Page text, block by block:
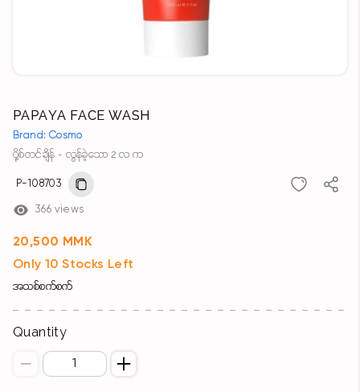
PAPAYA FACE WASH
Brand: Cosmo
ပို့စ်တင်ချိန် - လွန်ခဲ့သော 2 လ က
P-108703
366 views
20,500 MMK
Only 10 Stocks Left
အသစ်စက်စက်
Quantity